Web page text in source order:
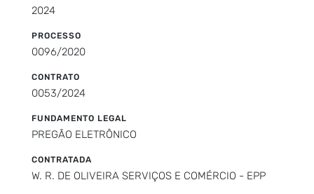
2024
PROCESSO
0096/2020
CONTRATO
0053/2024
FUNDAMENTO LEGAL
PREGÃO ELETRÔNICO
CONTRATADA
W. R. DE OLIVEIRA SERVIÇOS E COMÉRCIO - EPP